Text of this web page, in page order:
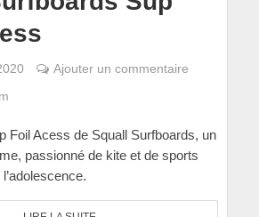
Ajouter un commentaire
Foil Acess de Squall Surfboards, un
passionné de kite et de sports